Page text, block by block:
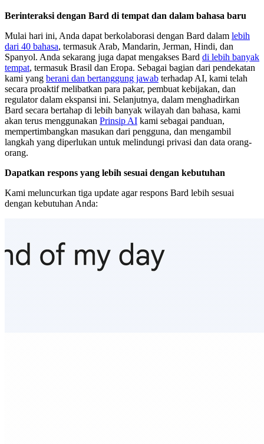
Berinteraksi dengan Bard di tempat dan dalam bahasa baru
Mulai hari ini, Anda dapat berkolaborasi dengan Bard dalam lebih
dari 40 bahasa, termasuk Arab, Mandarin, Jerman, Hindi, dan
Spanyol. Anda sekarang juga dapat mengakses Bard di lebih banyak
tempat, termasuk Brasil dan Eropa. Sebagai bagian dari pendekatan
kami yang berani dan bertanggung jawab terhadap AI, kami telah
secara proaktif melibatkan para pakar, pembuat kebijakan, dan
regulator dalam ekspansi ini. Selanjutnya, dalam menghadirkan
Bard secara bertahap di lebih banyak wilayah dan bahasa, kami
akan terus menggunakan Prinsip AI kami sebagai panduan,
mempertimbangkan masukan dari pengguna, dan mengambil
langkah yang diperlukan untuk melindungi privasi dan data orang-
orang.
Dapatkan respons yang lebih sesuai dengan kebutuhan
Kami meluncurkan tiga update agar respons Bard lebih sesuai
dengan kebutuhan Anda: